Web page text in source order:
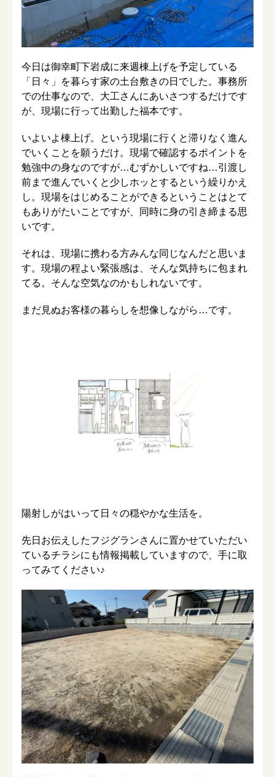
今日は御幸町下岩成に来週棟上げを予定している
「日々」を暮らす家の土台敷きの日でした。事務所
での仕事なので、大工さんにあいさつするだけです
が、現場に行って出勤した福本です。
いよいよ棟上げ。という現場に行くと滞りなく進ん
でいくことを願うだけ。現場で確認するポイントを
勉強中の身なのですが…むずかしいですね…引渡し
前まで進んでいくと少しホッとするという繰りかえ
し。現場をはじめることができるということはとて
もありがたいことですが、同時に身の引き締まる思
いです。
それは、現場に携わる方みんな同じなんだと思いま
す。現場の程よい緊張感は、そんな気持ちに包まれ
てる。そんな空気なのかもしれないです。
まだ見ぬお客様の暮らしを想像しながら…です。
陽射しがはいって日々の穏やかな生活を。
先日お伝えしたフジグランさんに置かせていただい
ているチラシにも情報掲載していますので、手に取
ってみてください♪